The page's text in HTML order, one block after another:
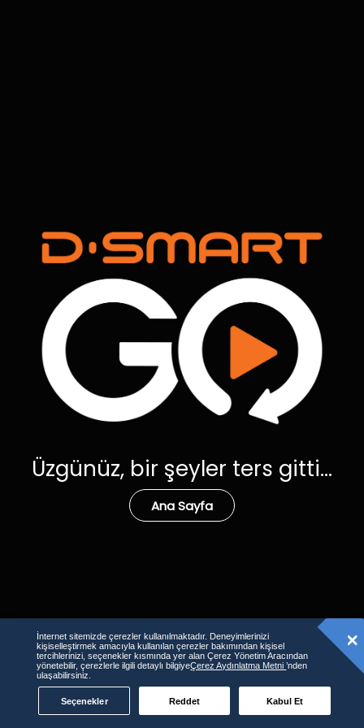
Üzgünüz, bir şeyler ters gitti...
Ana Sayfa
İnternet sitemizde çerezler kullanılmaktadır. Deneyimlerinizi
kişiselleştirmek amacıyla kullanılan çerezler bakımından kişisel
tercihlerinizi, seçenekler kısmında yer alan Çerez Yönetim Aracından
yönetebilir, çerezlerle ilgili detaylı bilgiyeÇerez Aydınlatma Metni’nden
ulaşabilirsiniz.
Seçenekler Reddet Kabul Et